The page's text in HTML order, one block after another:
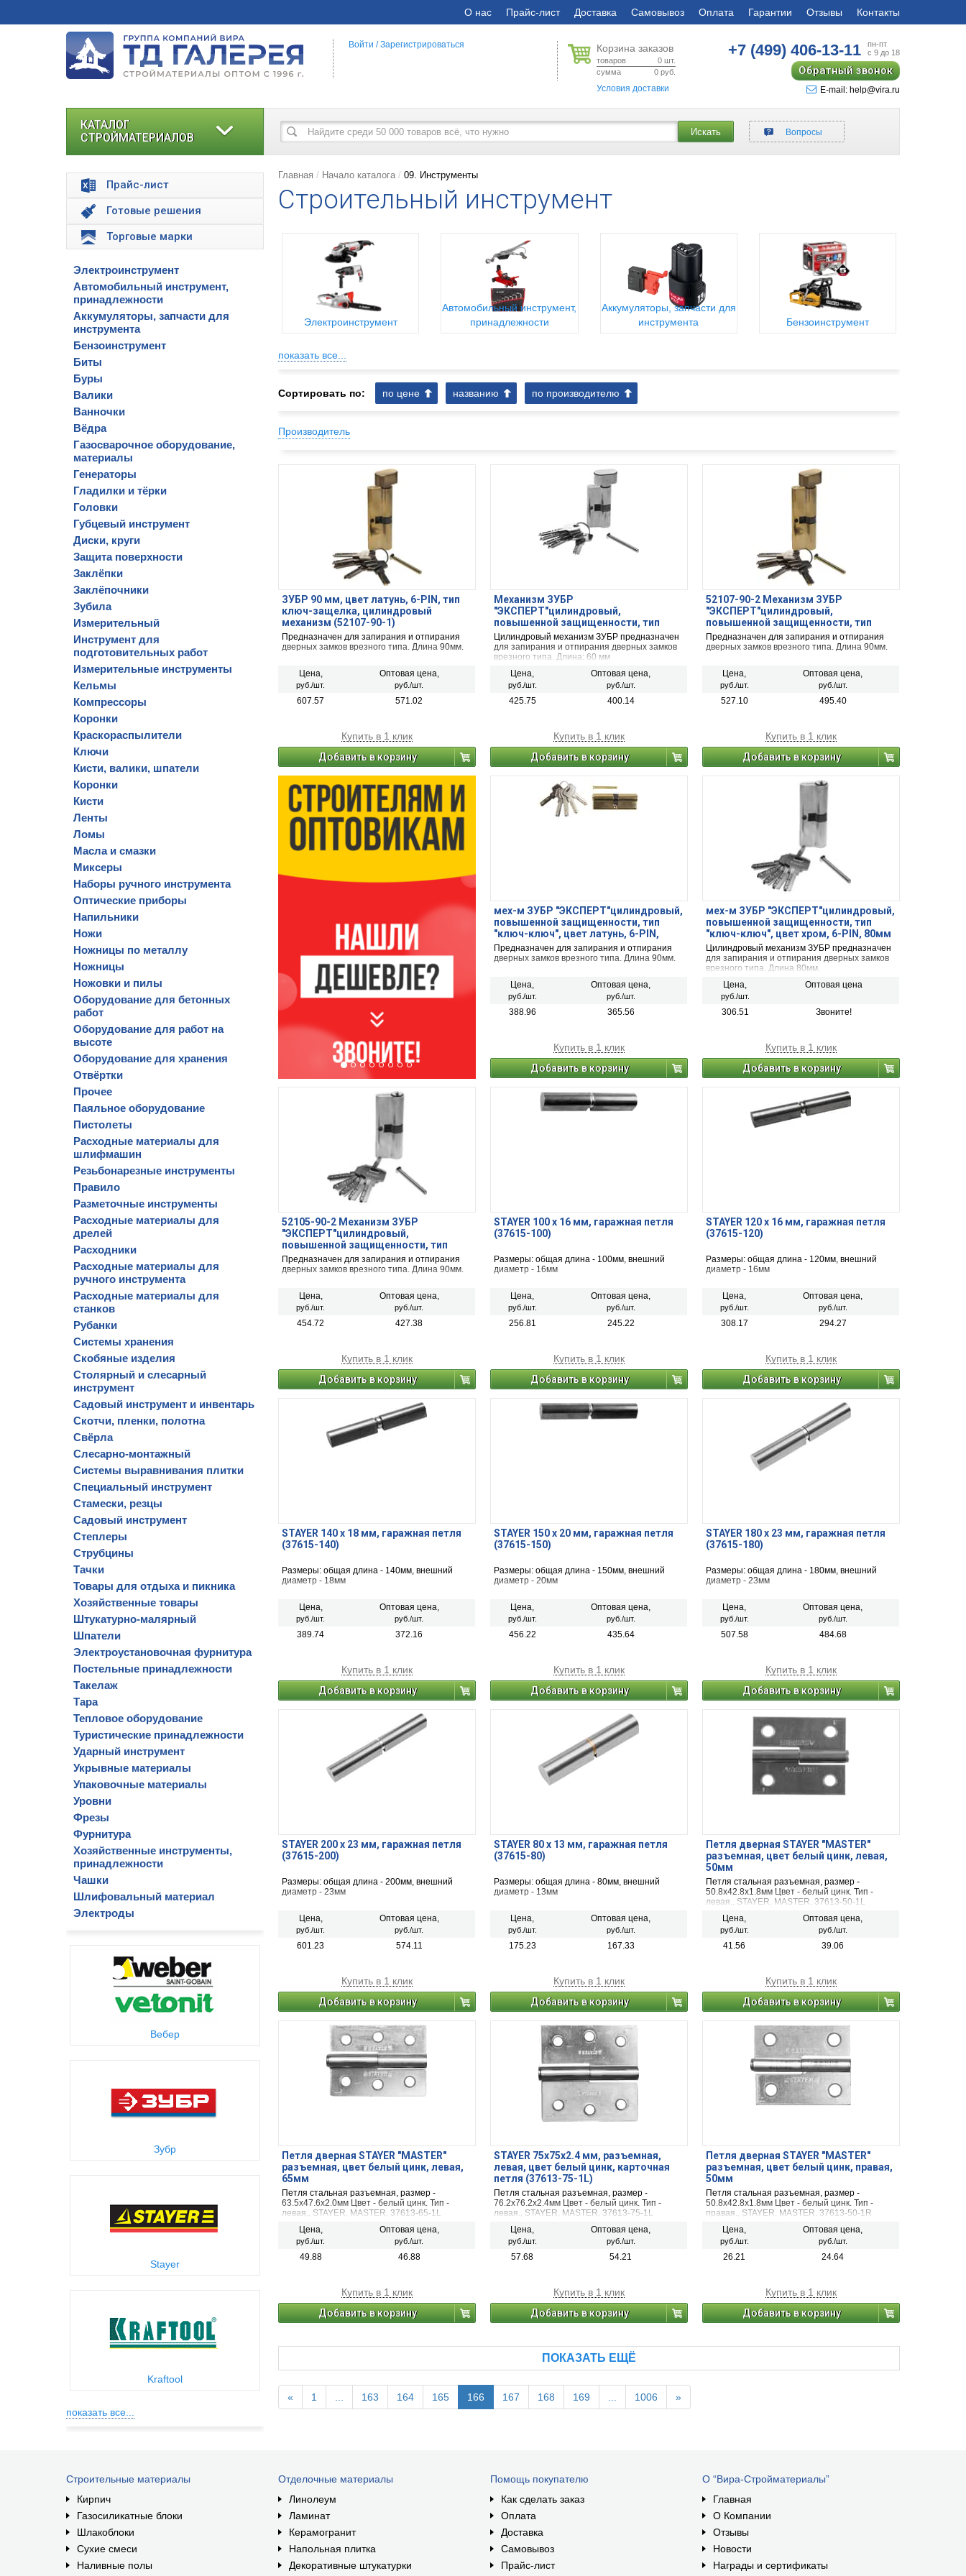
О нас Прайс-лист Доставка Самовывоз Оплата Гарантии Отзывы Контакты
Корзина заказов
товаров 0 шт.
сумма
0 руб.
Условия доставки
+7 (499)406-13-11
пн-пт
с 9 до 18
Обратный звонок
E-mail: help@vira.ru
Войти /Зарегистрироваться
КАТАЛОГ
СТРОЙМАТЕРИАЛОВ
Прайс-лист
Готовые решения
Торговые марки
Электроинструмент
Автомобильный инструмент,
принадлежности
Аккумуляторы, запчасти для
инструмента
Бензоинструмент
Биты
Буры
Валики
Ванночки
Вёдра
Газосварочное оборудование,
материалы
Генераторы
Гладилки и тёрки
Головки
Губцевый инструмент
Диски, круги
Защита поверхности
Заклёпки
Заклёпочники
Зубила
Измерительный
Инструмент для
подготовительных работ
Измерительные инструменты
Кельмы
Компрессоры
Коронки
Краскораспылители
Ключи
Кисти, валики, шпатели
Коронки
Кисти
Ленты
Ломы
Масла и смазки
Миксеры
Наборы ручного инструмента
Оптические приборы
Напильники
Ножи
Ножницы по металлу
Ножницы
Ножовки и пилы
Оборудование для бетонных
работ
Оборудование для работ на
высоте
Оборудование для хранения
Отвёртки
Прочее
Паяльное оборудование
Пистолеты
Расходные материалы для
шлифмашин
Резьбонарезные инструменты
Правило
Разметочные инструменты
Расходные материалы для
дрелей
Расходники
Расходные материалы для
ручного инструмента
Расходные материалы для
станков
Рубанки
Системы хранения
Скобяные изделия
Столярный и слесарный
инструмент
Садовый инструмент и инвентарь
Скотчи, пленки, полотна
Свёрла
Слесарно-монтажный
Системы выравнивания плитки
Специальный инструмент
Стамески, резцы
Садовый инструмент
Степлеры
Струбцины
Тачки
Товары для отдыха и пикника
Хозяйственные товары
Штукатурно-малярный
Шпатели
Электроустановочная фурнитура
Постельные принадлежности
Такелаж
Тара
Тепловое оборудование
Туристические принадлежности
Ударный инструмент
Укрывные материалы
Упаковочные материалы
Уровни
Фрезы
Фурнитура
Хозяйственные инструменты,
принадлежности
Чашки
Шлифовальный материал
Электроды
Вебер
Зубр
Stayer
Kraftool
показать все...
Искать Вопросы
Главная Начало каталога 09. Инструменты
Строительный инструмент
Электроинструмент
Автомобильный инструмент,
принадлежности
Аккумуляторы, запчасти для
инструмента
Бензоинструмент
показать все...
Сортировать по: по цене названию по производителю
Производитель
ЗУБР 90 мм, цвет латунь, 6-PIN, тип
ключ-защелка, цилиндровый
механизм (52107-90-1)
Предназначен для запирания и отпирания
дверных замков врезного типа. Длина 90мм.
Цена,
руб./шт.
Оптовая цена,
руб./шт.
607.57 571.02
Купить в 1 клик
Добавить в корзину
Механизм ЗУБР
"ЭКСПЕРТ"цилиндровый,
повышенной защищенности, тип
"ключ-защелка", цвет хром, 6-PIN,
60мм
Цилиндровый механизм ЗУБР предназначен
для запирания и отпирания дверных замков
врезного типа. Длина: 60 мм
Цена,
руб./шт.
Оптовая цена,
руб./шт.
425.75 400.14
Купить в 1 клик
Добавить в корзину
52107-90-2 Механизм ЗУБР
"ЭКСПЕРТ"цилиндровый,
повышенной защищенности, тип
"ключ-защелка", цвет хром, 6-PIN,
90мм
Предназначен для запирания и отпирания
дверных замков врезного типа. Длина 90мм.
Цена,
руб./шт.
Оптовая цена,
руб./шт.
527.10 495.40
Купить в 1 клик
Добавить в корзину
мех-м ЗУБР "ЭКСПЕРТ"цилиндровый,
повышенной защищенности, тип
"ключ-ключ", цвет латунь, 6-PIN,
90мм
Предназначен для запирания и отпирания
дверных замков врезного типа. Длина 90мм.
Цена,
руб./шт.
Оптовая цена,
руб./шт.
388.96 365.56
Купить в 1 клик
Добавить в корзину
мех-м ЗУБР "ЭКСПЕРТ"цилиндровый,
повышенной защищенности, тип
"ключ-ключ", цвет хром, 6-PIN, 80мм
Цилиндровый механизм ЗУБР предназначен
для запирания и отпирания дверных замков
врезного типа. Длина 80мм.
Цена,
руб./шт.
Оптовая цена
306.51 Звоните!
Купить в 1 клик
Добавить в корзину
52105-90-2 Механизм ЗУБР
"ЭКСПЕРТ"цилиндровый,
повышенной защищенности, тип
"ключ-ключ", цвет хром, 6-PIN, 90мм
Предназначен для запирания и отпирания
дверных замков врезного типа. Длина 90мм.
Цена,
руб./шт.
Оптовая цена,
руб./шт.
454.72 427.38
Купить в 1 клик
Добавить в корзину
STAYER 100 х 16 мм, гаражная петля
(37615-100)
Размеры: общая длина - 100мм, внешний
диаметр - 16мм
Цена,
руб./шт.
Оптовая цена,
руб./шт.
256.81 245.22
Купить в 1 клик
Добавить в корзину
STAYER 120 х 16 мм, гаражная петля
(37615-120)
Размеры: общая длина - 120мм, внешний
диаметр - 16мм
Цена,
руб./шт.
Оптовая цена,
руб./шт.
308.17 294.27
Купить в 1 клик
Добавить в корзину
STAYER 140 х 18 мм, гаражная петля
(37615-140)
Размеры: общая длина - 140мм, внешний
диаметр - 18мм
Цена,
руб./шт.
Оптовая цена,
руб./шт.
389.74 372.16
Купить в 1 клик
Добавить в корзину
STAYER 150 х 20 мм, гаражная петля
(37615-150)
Размеры: общая длина - 150мм, внешний
диаметр - 20мм
Цена,
руб./шт.
Оптовая цена,
руб./шт.
456.22 435.64
Купить в 1 клик
Добавить в корзину
STAYER 180 х 23 мм, гаражная петля
(37615-180)
Размеры: общая длина - 180мм, внешний
диаметр - 23мм
Цена,
руб./шт.
Оптовая цена,
руб./шт.
507.58 484.68
Купить в 1 клик
Добавить в корзину
STAYER 200 х 23 мм, гаражная петля
(37615-200)
Размеры: общая длина - 200мм, внешний
диаметр - 23мм
Цена,
руб./шт.
Оптовая цена,
руб./шт.
601.23 574.11
Купить в 1 клик
Добавить в корзину
STAYER 80 х 13 мм, гаражная петля
(37615-80)
Размеры: общая длина - 80мм, внешний
диаметр - 13мм
Цена,
руб./шт.
Оптовая цена,
руб./шт.
175.23 167.33
Купить в 1 клик
Добавить в корзину
Петля дверная STAYER "MASTER"
разъемная, цвет белый цинк, левая,
50мм
Петля стальная разъемная, размер -
50.8x42.8x1.8мм Цвет - белый цинк. Тип -
левая., STAYER, MASTER, 37613-50-1L
Цена,
руб./шт.
Оптовая цена,
руб./шт.
41.56 39.06
Купить в 1 клик
Добавить в корзину
Петля дверная STAYER "MASTER"
разъемная, цвет белый цинк, левая,
65мм
Петля стальная разъемная, размер -
63.5x47.6x2.0мм Цвет - белый цинк. Тип -
левая., STAYER, MASTER, 37613-65-1L
Цена,
руб./шт.
Оптовая цена,
руб./шт.
49.88 46.88
Купить в 1 клик
Добавить в корзину
STAYER 75x75x2.4 мм, разъемная,
левая, цвет белый цинк, карточная
петля (37613-75-1L)
Петля стальная разъемная, размер -
76.2x76.2x2.4мм Цвет - белый цинк. Тип -
левая., STAYER, MASTER, 37613-75-1L
Цена,
руб./шт.
Оптовая цена,
руб./шт.
57.68 54.21
Купить в 1 клик
Добавить в корзину
Петля дверная STAYER "MASTER"
разъемная, цвет белый цинк, правая,
50мм
Петля стальная разъемная, размер -
50.8x42.8x1.8мм Цвет - белый цинк. Тип -
правая., STAYER, MASTER, 37613-50-1R
Цена,
руб./шт.
Оптовая цена,
руб./шт.
26.21 24.64
Купить в 1 клик
Добавить в корзину
ПОКАЗАТЬ ЕЩЁ
« 1 163 164 165 166 167 168 169 1006 »
Строительные материалы
Кирпич
Газосиликатные блоки
Шлакоблоки
Сухие смеси
Наливные полы
Отделочные материалы
Линолеум
Ламинат
Керамогранит
Напольная плитка
Декоративные штукатурки
Помощь покупателю
Как сделать заказ
Оплата
Доставка
Самовывоз
Прайс-лист
О “Вира-Стройматериалы”
Главная
О Компании
Отзывы
Новости
Награды и сертификаты